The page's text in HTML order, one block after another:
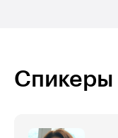
Спикеры